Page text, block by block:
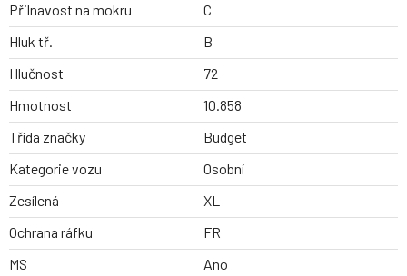
Přilnavost na mokru
C
Hluk tř.
B
Hlučnost
72
Hmotnost
10.858
Třída značky
Budget
Kategorie vozu
Osobní
Zesílená
XL
Ochrana ráfku
FR
MS
Ano